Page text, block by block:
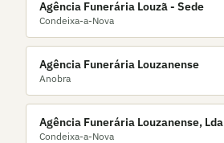
Agência Funerária Louzã - Sede
Condeixa-a-Nova
Agência Funerária Louzanense
Anobra
Agência Funerária Louzanense, Lda
Condeixa-a-Nova